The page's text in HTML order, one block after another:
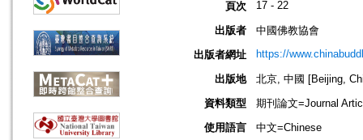
頁次 17 - 22
出版者
中國佛教協會
出版者網址
https://
出版地
北京, 中國 [Beijing,
資料類型
期刊論文=Journal
使用語言
中文=Chinese